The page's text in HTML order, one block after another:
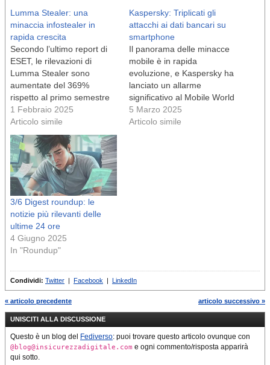
Lumma Stealer: una
minaccia infostealer in
rapida crescita
Secondo l’ultimo report di
ESET, le rilevazioni di
Lumma Stealer sono
aumentate del 369%
rispetto al primo semestre
del 2024. Questo
infostealer, inizialmente
noto per colpire i gamer,
oggi prende di mira
credenziali, portafogli
crypto e autenticazioni a
due fattori, rendendolo una
minaccia per utenti e
aziende. Distribuito come
Malware-as-a-Service…
1 Febbraio 2025
Articolo simile
Kaspersky: Triplicati gli
attacchi ai dati bancari su
smartphone
Il panorama delle minacce
mobile è in rapida
evoluzione, e Kaspersky ha
lanciato un allarme
significativo al Mobile World
Congress 2025 di
Barcellona: gli attacchi
5 Marzo 2025
Articolo simile
3/6 Digest roundup: le
notizie più rilevanti delle
ultime 24 ore
4 Giugno 2025
In "Roundup"
Condividi: Twitter | Facebook | LinkedIn
« articolo precedente articolo successivo »
UNISCITI ALLA DISCUSSIONE
Questo è un blog del Fediverso: puoi trovare questo articolo ovunque con
@blog@insicurezzadigitale.com e ogni commento/risposta apparirà
qui sotto.